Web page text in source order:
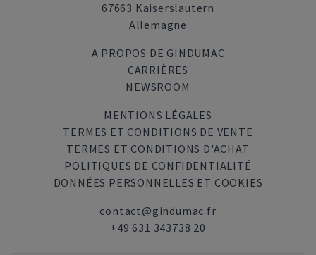
67663 Kaiserslautern
Allemagne
A PROPOS DE GINDUMAC
CARRIÈRES
NEWSROOM
MENTIONS LÉGALES
TERMES ET CONDITIONS DE VENTE
TERMES ET CONDITIONS D'ACHAT
POLITIQUES DE CONFIDENTIALITÉ
DONNÉES PERSONNELLES ET COOKIES
contact@gindumac.fr
+49 631 343738 20